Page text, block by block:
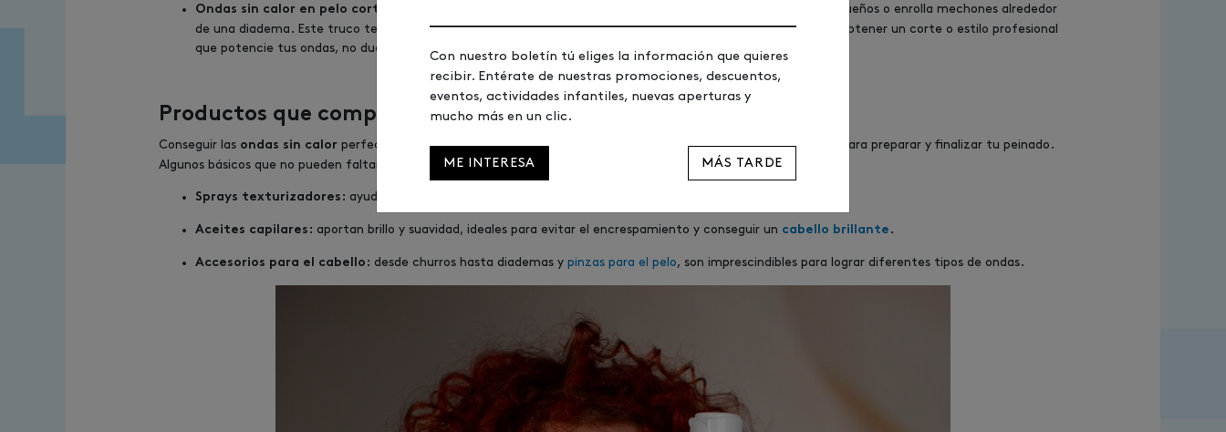
Ondas sin calor en pelo corto:
lograr ondas en cabello corto también es posible. Opta por churros más pequeños o enrolla mechones alrededor
de una diadema. Este truco te permitirá añadir volumen y movimiento a tu melena corta sin esfuerzo. Para obtener un corte o estilo profesional
que potencie tus ondas, no dudes en visitar
Jean Louis David
Productos que complementan tus ondas
Conseguir las ondas sin calor perfectas no solo depende de la técnica, sino también de los productos que utilices para preparar y finalizar tu peinado.
Algunos básicos que no pueden faltar en tu rutina incluyen:
Sprays texturizadores: ayudan a fijar las ondas y a dar un acabado natural.
Aceites capilares: aportan brillo y suavidad, ideales para evitar el encrespamiento y conseguir un cabello brillante .
Accesorios para el cabello: desde churros hasta diademas y pinzas para el pelo, son imprescindibles para lograr diferentes tipos de ondas.
Con nuestro boletín tú eliges la información que quieres
recibir. Entérate de nuestras promociones, descuentos,
eventos, actividades infantiles, nuevas aperturas y
mucho más en un clic.
ME INTERESA MÁS TARDE